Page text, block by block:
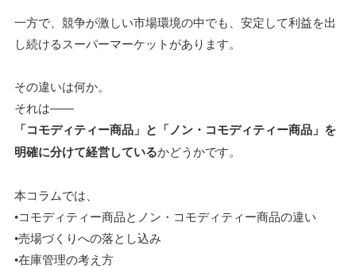
一方で、競争が激しい市場環境の中でも、安定して利益を出
し続けるスーパーマーケットがあります。
その違いは何か。
それは――
「コモディティー商品」と「ノン・コモディティー商品」を
明確に分けて経営しているかどうかです。
本コラムでは、
•コモディティー商品とノン・コモディティー商品の違い
•売場づくりへの落とし込み
•在庫管理の考え方